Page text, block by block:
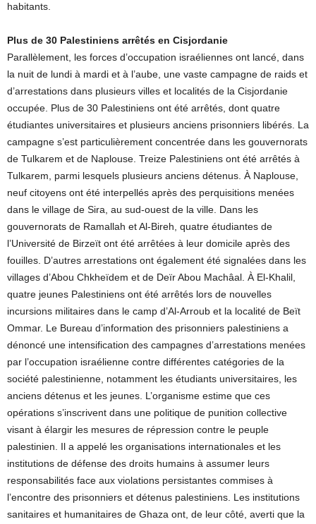
habitants.
Plus de 30 Palestiniens arrêtés en Cisjordanie
Parallèlement, les forces d’occupation israéliennes ont lancé, dans
la nuit de lundi à mardi et à l’aube, une vaste campagne de raids et
d’arrestations dans plusieurs villes et localités de la Cisjordanie
occupée. Plus de 30 Palestiniens ont été arrêtés, dont quatre
étudiantes universitaires et plusieurs anciens prisonniers libérés. La
campagne s’est particulièrement concentrée dans les gouvernorats
de Tulkarem et de Naplouse. Treize Palestiniens ont été arrêtés à
Tulkarem, parmi lesquels plusieurs anciens détenus. À Naplouse,
neuf citoyens ont été interpellés après des perquisitions menées
dans le village de Sira, au sud-ouest de la ville. Dans les
gouvernorats de Ramallah et Al-Bireh, quatre étudiantes de
l’Université de Birzeït ont été arrêtées à leur domicile après des
fouilles. D’autres arrestations ont également été signalées dans les
villages d’Abou Chkheïdem et de Deïr Abou Machâal. À El-Khalil,
quatre jeunes Palestiniens ont été arrêtés lors de nouvelles
incursions militaires dans le camp d’Al-Arroub et la localité de Beït
Ommar. Le Bureau d’information des prisonniers palestiniens a
dénoncé une intensification des campagnes d’arrestations menées
par l’occupation israélienne contre différentes catégories de la
société palestinienne, notamment les étudiants universitaires, les
anciens détenus et les jeunes. L’organisme estime que ces
opérations s’inscrivent dans une politique de punition collective
visant à élargir les mesures de répression contre le peuple
palestinien. Il a appelé les organisations internationales et les
institutions de défense des droits humains à assumer leurs
responsabilités face aux violations persistantes commises à
l’encontre des prisonniers et détenus palestiniens. Les institutions
sanitaires et humanitaires de Ghaza ont, de leur côté, averti que la